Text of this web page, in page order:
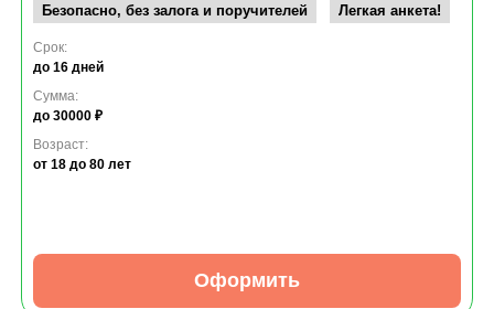
Безопасно, без залога и поручителей
Легкая анкета!
Срок:
до 16 дней
Сумма:
до 30000 ₽
Возраст:
от 18 до 80 лет
Оформить